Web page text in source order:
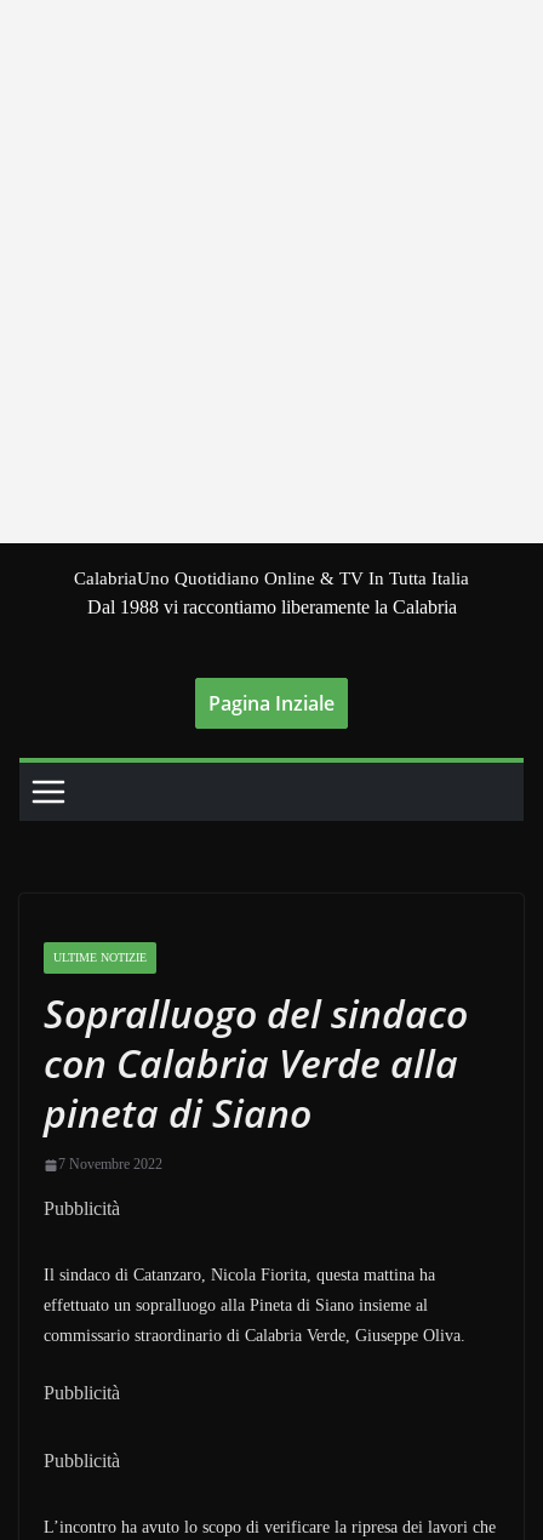
CalabriaUno Quotidiano Online & TV In Tutta Italia
Dal 1988 vi raccontiamo liberamente la Calabria
Pagina Inziale
ULTIME NOTIZIE
Sopralluogo del sindaco
con Calabria Verde alla
pineta di Siano
7 Novembre 2022
Pubblicità
Il sindaco di Catanzaro, Nicola Fiorita, questa mattina ha
effettuato un sopralluogo alla Pineta di Siano insieme al
commissario straordinario di Calabria Verde, Giuseppe Oliva.
Pubblicità
Pubblicità
L’incontro ha avuto lo scopo di verificare la ripresa dei lavori che